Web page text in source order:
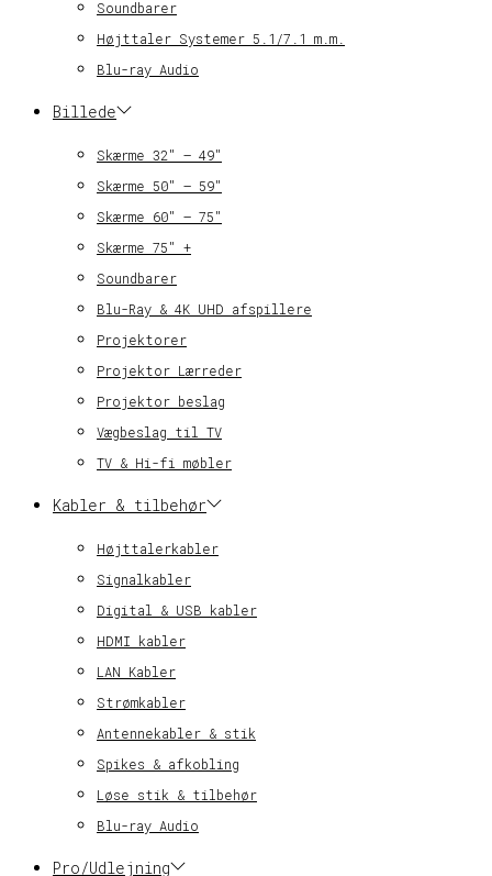
Soundbarer
Højttaler Systemer 5.1/7.1 m.m.
Blu-ray Audio
Billede
Skærme 32″ – 49″
Skærme 50″ – 59″
Skærme 60″ – 75″
Skærme 75″ +
Soundbarer
Blu-Ray & 4K UHD afspillere
Projektorer
Projektor Lærreder
Projektor beslag
Vægbeslag til TV
TV & Hi-fi møbler
Kabler & tilbehør
Højttalerkabler
Signalkabler
Digital & USB kabler
HDMI kabler
LAN Kabler
Strømkabler
Antennekabler & stik
Spikes & afkobling
Løse stik & tilbehør
Blu-ray Audio
Pro/Udlejning